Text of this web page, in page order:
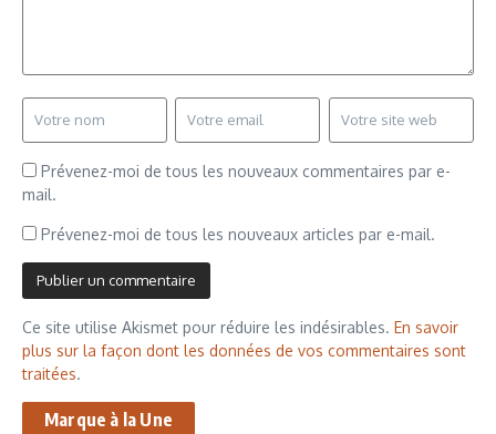
Prévenez-moi de tous les nouveaux commentaires par e-
mail.
Prévenez-moi de tous les nouveaux articles par e-mail.
Ce site utilise Akismet pour réduire les indésirables. En savoir
plus sur la façon dont les données de vos commentaires sont
traitées.
Marque à la Une